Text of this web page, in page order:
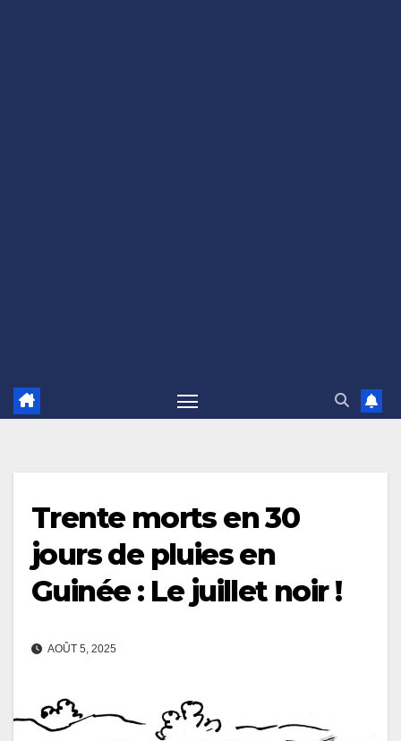
Trente morts en 30
jours de pluies en
Guinée : Le juillet noir !
AOÛT 5, 2025